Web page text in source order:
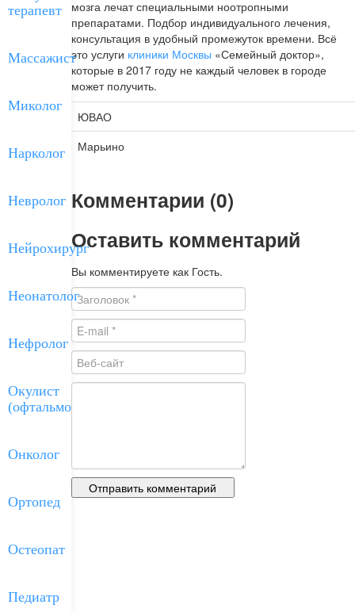
мозга лечат специальными ноотропными
препаратами. Подбор индивидуального лечения,
консультация в удобный промежуток времени. Всё
это услуги клиники Москвы «Семейный доктор»,
которые в 2017 году не каждый человек в городе
может получить.
ЮВАО
Марьино
Комментарии (0)
Оставить комментарий
Вы комментируете как Гость.
терапевт
Массажист
Миколог
Нарколог
Невролог
Нейрохирург
Неонатолог
Нефролог
Окулист
(офтальмолог)
Онколог
Ортопед
Остеопат
Педиатр